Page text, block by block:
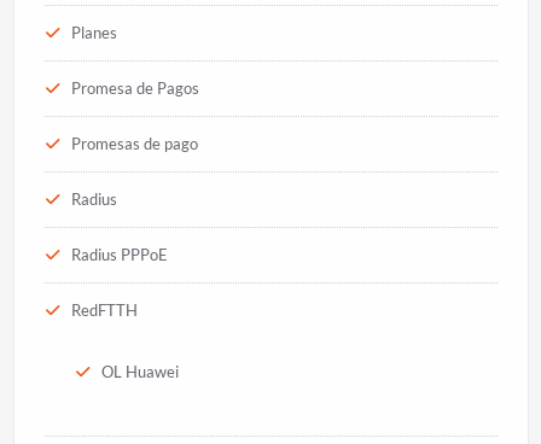
Planes
Promesa de Pagos
Promesas de pago
Radius
Radius PPPoE
RedFTTH
OL Huawei